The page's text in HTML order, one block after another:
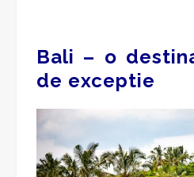
Bali – o
de exceptie